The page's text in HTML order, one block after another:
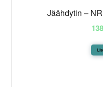
Jäähdytin –